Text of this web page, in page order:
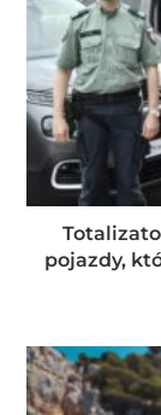
pojazdy,